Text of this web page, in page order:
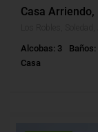
Casa
Alcobas: 3 Baños:
Casa